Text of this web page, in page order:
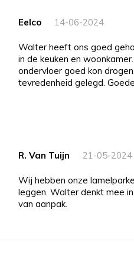
Eelco 14-06-2024
Walter heeft ons goed geholpen met een waterschade aan de houten vloer
in de keuken en
ondervloer goed kon
tevredenheid gelegd.
R. Van Tuijn 21-05-2024
Wij hebben onze lamelparketvloer naar tevredenheid in visgraat laten
leggen. Walter denkt mee
van aanpak.